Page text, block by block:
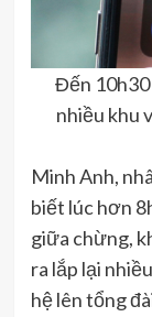
Đến
nhiều khu
Minh Anh,
biết lúc hơn
giữa chừng,
ra lắp lại
hệ lên tổng